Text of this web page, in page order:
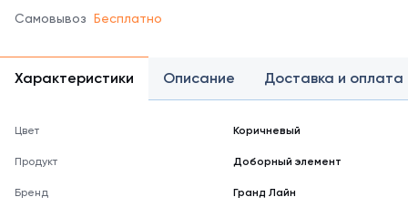
Самовывоз Бесплатно
Характеристики Описание Доставка и оплата
Цвет Коричневый
Продукт Доборный элемент
Бренд Гранд Лайн